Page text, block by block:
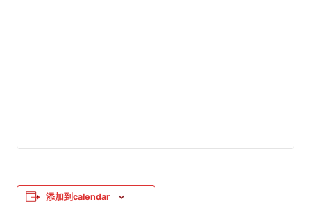
添加到calendar